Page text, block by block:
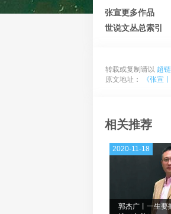
张宣更多作品
世说文丛总索引
转载或复制请以 超
原文地址：
《张宣
相关推荐
郭杰广丨一生要
2020-11-18